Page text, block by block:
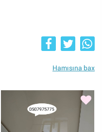
Hamısına bax